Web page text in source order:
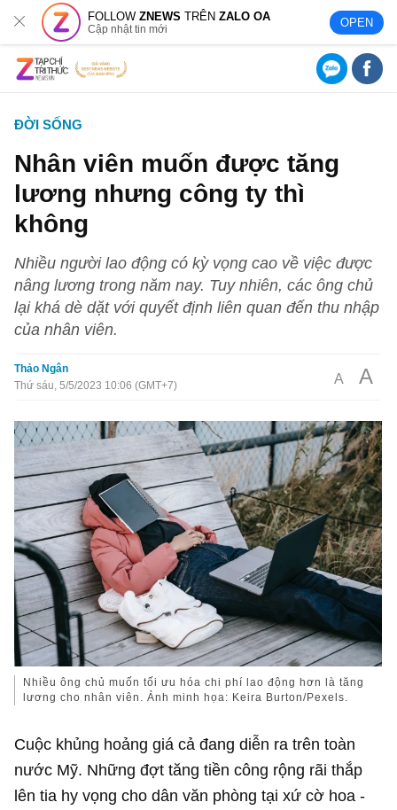
FOLLOWZNEWS TRÊNZALO OA
Cập nhật tin mới OPEN
ĐỜI SỐNG
Nhân viên muốn được tăng
lương nhưng công ty thì
không
Nhiều người lao động có kỳ vọng cao về việc được
nâng lương trong năm nay. Tuy nhiên, các ông chủ
lại khá dè dặt với quyết định liên quan đến thu nhập
của nhân viên.
Thảo Ngân
Thứ sáu, 5/5/2023 10:06 (GMT+7)
A A
Nhiều ông chủ muốn tối ưu hóa chi phí lao động hơn là tăng
lương cho nhân viên. Ảnh minh họa: Keira Burton/Pexels.
Cuộc khủng hoảng giá cả đang diễn ra trên toàn
nước Mỹ. Những đợt tăng tiền công rộng rãi thắp
lên tia hy vọng cho dân văn phòng tại xứ cờ hoa -